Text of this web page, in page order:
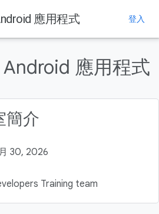
應用程式 登入
應用程式
簡介
30, 2026
Training team